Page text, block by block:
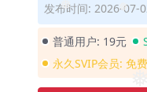
❅
❅
发布时间: 2026-07-
普通用户: 19元
永久SVIP会员: 免费